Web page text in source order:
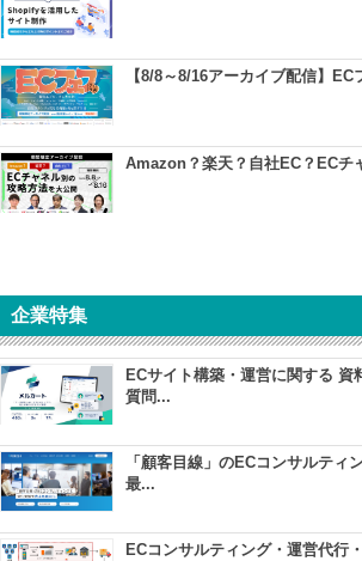
【8/8～8/16アーカイブ配信】
Amazon？楽天？自社EC？ECチ
企業特集
ECサイト構築・運営に関する 資
質問...
「顧客目線」のECコンサルティ
最...
ECコンサルティング・運営代行